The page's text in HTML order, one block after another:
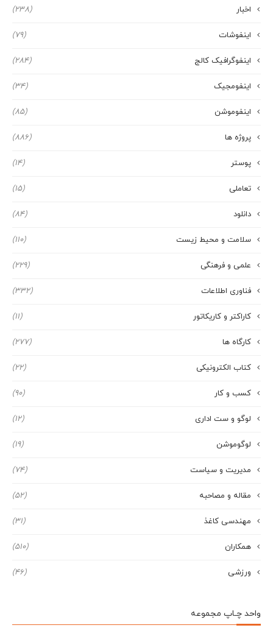
اخبار (238)
اینفوشات (79)
اینفوگرافیک کالج (284)
اینفومجیک (34)
اینفوموشن (85)
پروژه ها (886)
پوستر (14)
تعاملی (15)
دانلود (84)
سلامت و محیط زیست (110)
علمی و فرهنگی (229)
فناوری اطلاعات (332)
کاراکتر و کاریکاتور (11)
کارگاه ها (277)
کتاب الکترونیکی (22)
کسب و کار (90)
لوگو و ست اداری (12)
لوگوموشن (19)
مدیریت و سیاست (74)
مقاله و مصاحبه (52)
مهندسی کاغذ (31)
همکاران (510)
ورزشی (46)
واحد چـاپ مجموعه